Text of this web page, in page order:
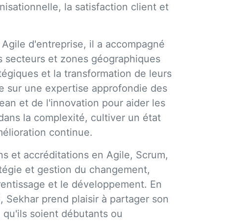
la satisfaction client et
d'entreprise, il a accompagné
et zones géographiques
et la transformation de leurs
sur une expertise approfondie des
et de l'innovation pour aider les
la complexité, cultiver un état
continue.
et accréditations en Agile, Scrum,
et gestion du changement,
et le développement. En
prend plaisir à partager son
soient débutants ou